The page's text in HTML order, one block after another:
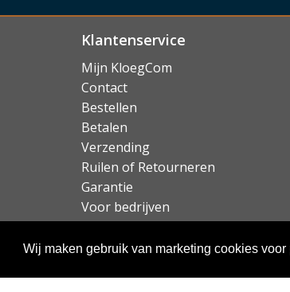
Wij maken gebruik van marketing cookies
Klantenservice
Mijn KloegCom
Contact
Bestellen
Betalen
Verzending
Ruilen of Retourneren
Garantie
Voor bedrijven
Over KloegCom.nl